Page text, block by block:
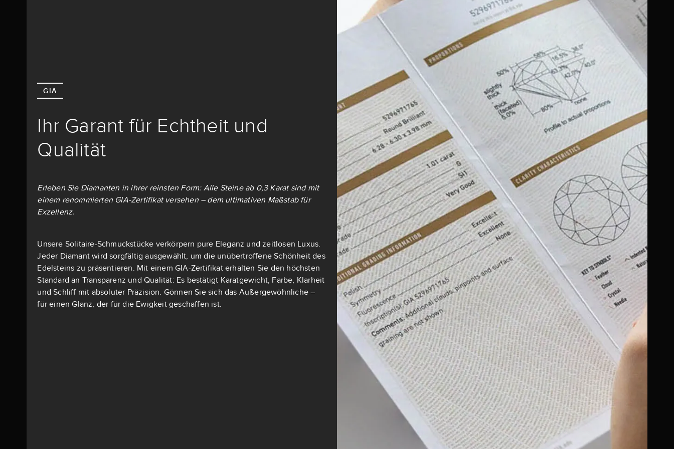
GIA
Ihr Garant für Echtheit und
Qualität
Erleben Sie Diamanten in ihrer reinsten Form: Alle Steine ab 0,3 Karat sind mit
einem renommierten GIA-Zertifikat versehen – dem ultimativen Maßstab für
Exzellenz.
Unsere Solitaire-Schmuckstücke verkörpern pure Eleganz und zeitlosen Luxus.
Jeder Diamant wird sorgfältig ausgewählt, um die unübertroffene Schönheit des
Edelsteins zu präsentieren. Mit einem GIA-Zertifikat erhalten Sie den höchsten
Standard an Transparenz und Qualität: Es bestätigt Karatgewicht, Farbe, Klarheit
und Schliff mit absoluter Präzision. Gönnen Sie sich das Außergewöhnliche –
für einen Glanz, der für die Ewigkeit geschaffen ist.